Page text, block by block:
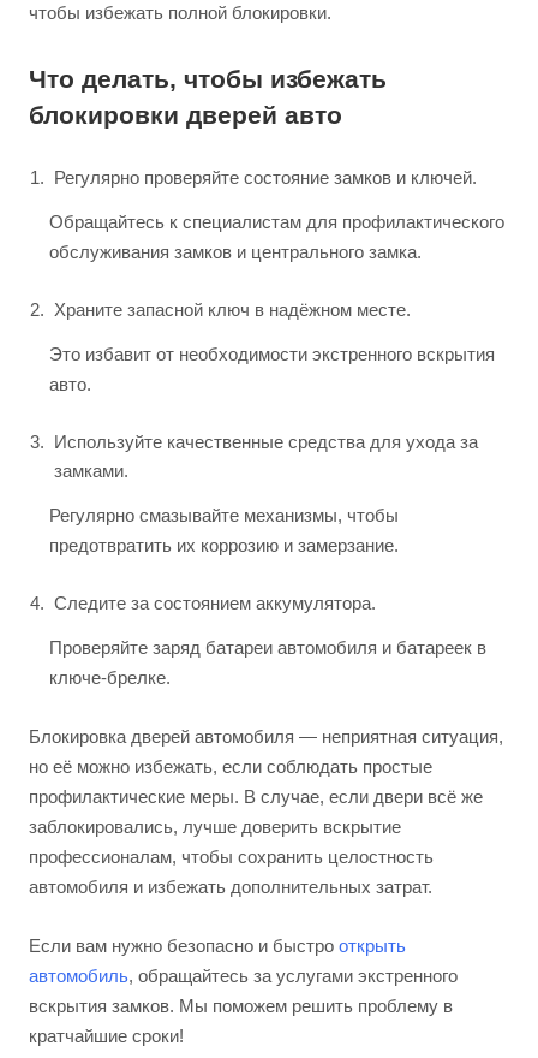
чтобы избежать полной блокировки.
Что делать, чтобы избежать
блокировки дверей авто
Регулярно проверяйте состояние замков и ключей.
Обращайтесь к специалистам для профилактического
обслуживания замков и центрального замка.
Храните запасной ключ в надёжном месте.
Это избавит от необходимости экстренного вскрытия
авто.
Используйте качественные средства для ухода за
замками.
Регулярно смазывайте механизмы, чтобы
предотвратить их коррозию и замерзание.
Следите за состоянием аккумулятора.
Проверяйте заряд батареи автомобиля и батареек в
ключе-брелке.
Блокировка дверей автомобиля — неприятная ситуация,
но её можно избежать, если соблюдать простые
профилактические меры. В случае, если двери всё же
заблокировались, лучше доверить вскрытие
профессионалам, чтобы сохранить целостность
автомобиля и избежать дополнительных затрат.
Если вам нужно безопасно и быстро открыть
автомобиль, обращайтесь за услугами экстренного
вскрытия замков. Мы поможем решить проблему в
кратчайшие сроки!